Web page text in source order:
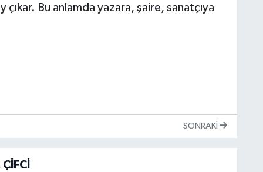
Bu anlamda yazara, şaire, sanatçıya
SONRAKI